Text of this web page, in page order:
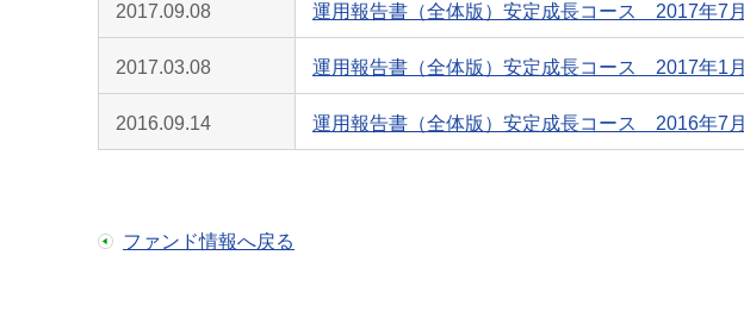
2017.09.08 運用報告書（全体版）安定成長コース 2017年7月
2017.03.08 運用報告書（全体版）安定成長コース 2017年1月
2016.09.14 運用報告書（全体版）安定成長コース 2016年7月
ファンド情報へ戻る